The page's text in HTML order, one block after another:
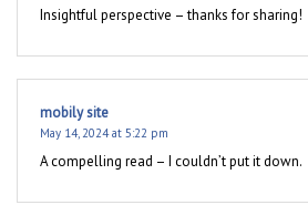
Insightful perspective – thanks for sharing!
mobily site
May 14, 2024 at 5:22 pm
A compelling read – I couldn’t put it down.